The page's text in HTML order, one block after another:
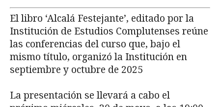
El libro ‘Alcalá Festejante’, editado por la
Institución de Estudios Complutenses reúne
las conferencias del curso que, bajo el
mismo título, organizó la Institución en
septiembre y octubre de 2025
La presentación se llevará a cabo el